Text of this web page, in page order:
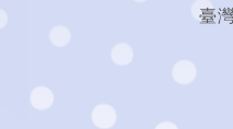
臺